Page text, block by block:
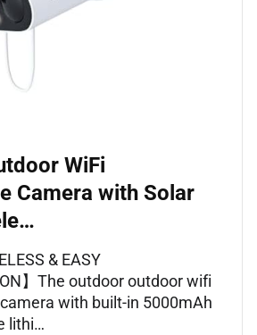
WiFi
Camera with Solar
& EASY
】The outdoor outdoor wifi
with built-in 5000mAh
lithi…